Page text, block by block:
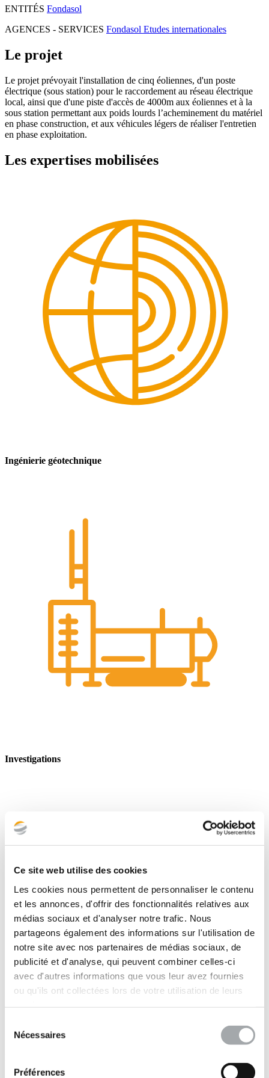
Ce site web utilise des cookies
Les cookies nous permettent de personnaliser le contenu
et les annonces, d'offrir des fonctionnalités relatives aux
médias sociaux et d'analyser notre trafic. Nous
partageons également des informations sur l'utilisation de
notre site avec nos partenaires de médias sociaux, de
publicité et d'analyse, qui peuvent combiner celles-ci
avec d'autres informations que vous leur avez fournies
ou qu'ils ont collectées lors de votre utilisation de leurs
Nécessaires
Préférences
ENTITÉS Fondasol
AGENCES - SERVICES Fondasol Etudes internationales
Le projet
Le projet prévoyait l'installation de cinq éoliennes, d'un poste
électrique (sous station) pour le raccordement au réseau électrique
local, ainsi que d'une piste d'accès de 4000m aux éoliennes et à la
sous station permettant aux poids lourds l’acheminement du matériel
en phase construction, et aux véhicules légers de réaliser l'entretien
en phase exploitation.
Les expertises mobilisées
Ingénierie géotechnique
Investigations